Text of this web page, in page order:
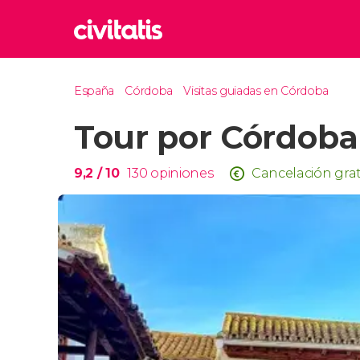
Italia
Reino
España Córdoba Visitas guiadas en Córdoba
Tour por
9,2 / 10 130 opiniones Cancelación